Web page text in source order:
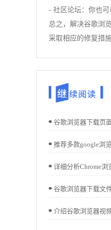
- 社区论坛：你也
总之，解决谷歌浏
采取相应的修复措